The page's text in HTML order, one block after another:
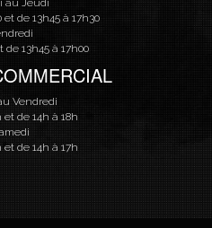
et de 13h45 à 17h30
de 13h45 à 17h00
Vendredi
et de 14h à 18h
et de 14h à 17h